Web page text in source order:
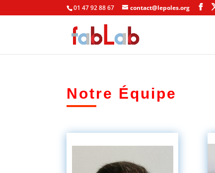
01 47 92 88 67 contact@lepoles.org
Notre Équipe